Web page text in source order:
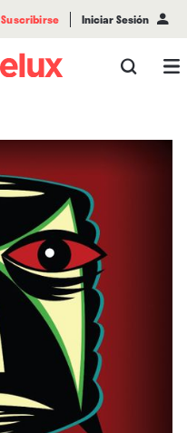
Suscribirse Iniciar Sesión